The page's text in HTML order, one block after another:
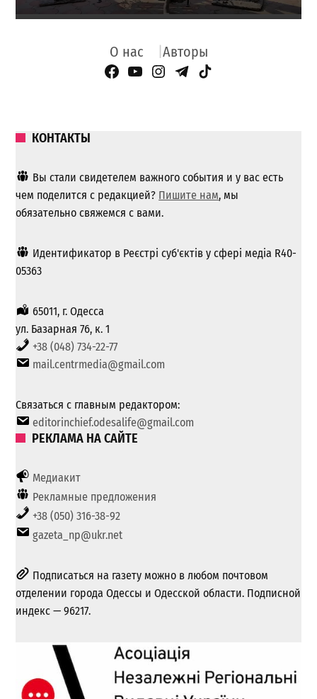
О нас Авторы
Facebook Page
YouTube
Instagram
Telegram
TikTok
КОНТАКТЫ
Вы стали свидетелем важного события и у вас есть
чем поделится с редакцией? Пишите нам, мы
обязательно свяжемся с вами.
Идентификатор в Реєстрі суб'єктів у сфері медіа R40-
05363
65011, г. Одесса
ул. Базарная 76, к. 1
+38 (048) 734-22-77
mail.centrmedia@gmail.com
Связаться с главным редактором:
editorinchief.odesalife@gmail.com
РЕКЛАМА НА САЙТЕ
Медиакит
Рекламные предложения
+38 (050) 316-38-92
gazeta_np@ukr.net
Подписаться на газету можно в любом почтовом
отделении города Одессы и Одесской области. Подписной
индекс — 96217.